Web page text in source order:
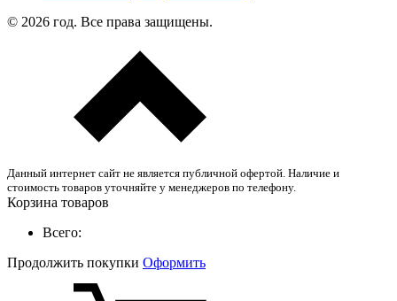
© 2026 год. Все права защищены.
Данный интернет сайт не является публичной офертой. Наличие и
стоимость товаров уточняйте у менеджеров по телефону.
Корзина товаров
Всего:
Продолжить покупки Оформить